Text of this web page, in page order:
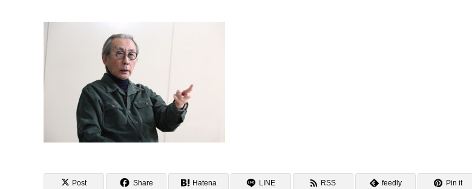
Post Share Hatena LINE RSS feedly Pin it